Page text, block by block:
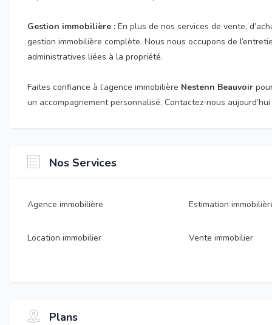
Gestion immobilière : En plus de nos services de vente,
gestion immobilière complète. Nous nous occupons de
administratives liées à la propriété.
Faites confiance à l’agence immobilière Nestenn Beauvoir
un accompagnement personnalisé. Contactez-nous
Nos Services
Agence immobilière Estimation
Location immobilier Vente immobilier
Plans